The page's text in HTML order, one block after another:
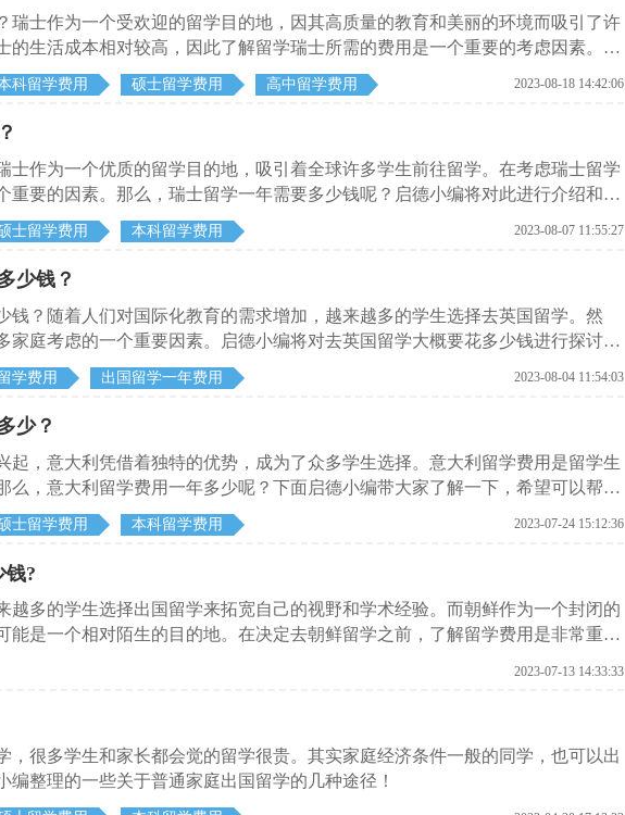
瑞士作为一个受欢迎的留学目的地，因其高质量的教育和美丽的环境而吸引了许
的生活成本相对较高，因此了解留学瑞士所需的费用是一个重要的考虑因素。启
学瑞士一年所需的费用。
科留学费用 硕士留学费用 高中留学费用 2023-08-18 14:42:06
士作为一个优质的留学目的地，吸引着全球许多学生前往留学。在考虑瑞士留学
重要的因素。那么，瑞士留学一年需要多少钱呢？启德小编将对此进行介绍和分
人了解留学费用的大致情况。
士留学费用 本科留学费用 2023-08-07 11:55:27
少钱？
钱？随着人们对国际化教育的需求增加，越来越多的学生选择去英国留学。然
家庭考虑的一个重要因素。启德小编将对去英国留学大概要花多少钱进行探讨，
提供参考。
学费用 出国留学一年费用 2023-08-04 11:54:03
少？
起，意大利凭借着独特的优势，成为了众多学生选择。意大利留学费用是留学生
么，意大利留学费用一年多少呢？下面启德小编带大家了解一下，希望可以帮助
士留学费用 本科留学费用 2023-07-24 15:12:36
钱?
越多的学生选择出国留学来拓宽自己的视野和学术经验。而朝鲜作为一个封闭的
能是一个相对陌生的目的地。在决定去朝鲜留学之前，了解留学费用是非常重要
学一年所需的费用，并分析其中的专业和逻辑。
2023-07-13 14:33:33
，很多学生和家长都会觉的留学很贵。其实家庭经济条件一般的同学，也可以出
编整理的一些关于普通家庭出国留学的几种途径！